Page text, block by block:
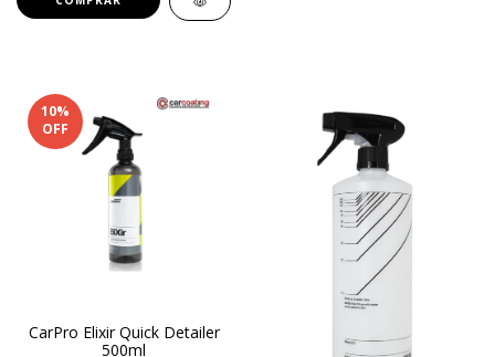
10%
OFF
CarPro Elixir Quick Detailer
500ml